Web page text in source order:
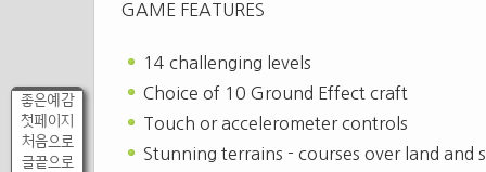
좋은예감
첫페이지
처음으로
글끝으로
GAME FEATURES
14 challenging levels
Choice of 10 Ground Effect craft
Touch or accelerometer controls
Stunning terrains - courses over land and